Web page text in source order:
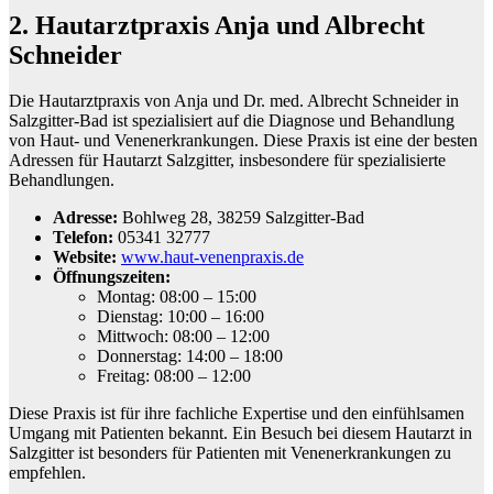
2. Hautarztpraxis Anja und Albrecht
Schneider
Die Hautarztpraxis von Anja und Dr. med. Albrecht Schneider in
Salzgitter-Bad ist spezialisiert auf die Diagnose und Behandlung
von Haut- und Venenerkrankungen. Diese Praxis ist eine der besten
Adressen für Hautarzt Salzgitter, insbesondere für spezialisierte
Behandlungen.
Adresse: Bohlweg 28, 38259 Salzgitter-Bad
Telefon: 05341 32777
Website: www.haut-venenpraxis.de
Öffnungszeiten:
Montag: 08:00 – 15:00
Dienstag: 10:00 – 16:00
Mittwoch: 08:00 – 12:00
Donnerstag: 14:00 – 18:00
Freitag: 08:00 – 12:00
Diese Praxis ist für ihre fachliche Expertise und den einfühlsamen
Umgang mit Patienten bekannt. Ein Besuch bei diesem Hautarzt in
Salzgitter ist besonders für Patienten mit Venenerkrankungen zu
empfehlen.